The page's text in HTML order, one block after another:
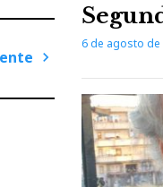
6 de agosto de